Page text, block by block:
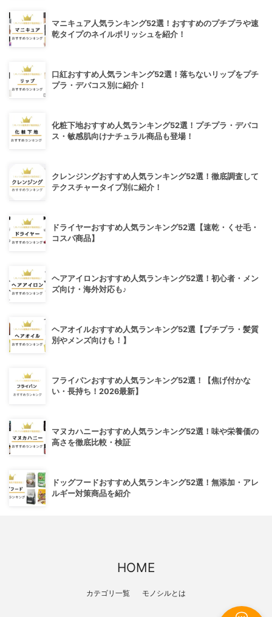
マニキュア人気ランキング52選！おすすめのプチプラや速
乾タイプのネイルポリッシュを紹介！
口紅おすすめ人気ランキング52選！落ちないリップをプチ
プラ・デパコス別に紹介！
化粧下地おすすめ人気ランキング52選！プチプラ・デパコ
ス・敏感肌向けナチュラル商品も登場！
クレンジングおすすめ人気ランキング52選！徹底調査して
テクスチャータイプ別に紹介！
ドライヤーおすすめ人気ランキング52選【速乾・くせ毛・
コスパ商品】
ヘアアイロンおすすめ人気ランキング52選！初心者・メン
ズ向け・海外対応も♪
ヘアオイルおすすめ人気ランキング52選【プチプラ・髪質
別やメンズ向けも！】
フライパンおすすめ人気ランキング52選！【焦げ付かな
い・長持ち！2026最新】
マヌカハニーおすすめ人気ランキング52選！味や栄養価の
高さを徹底比較・検証
ドッグフードおすすめ人気ランキング52選！無添加・アレ
ルギー対策商品を紹介
HOME
カテゴリ一覧 モノシルとは